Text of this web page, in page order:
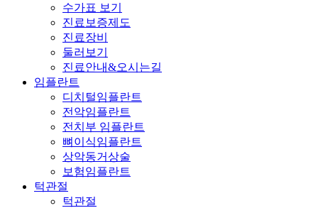
수가표 보기
진료보증제도
진료장비
둘러보기
진료안내&오시는길
임플란트
디치털임플란트
전악임플란트
전치부 임플란트
뼈이식임플란트
상악동거상술
보험임플란트
턱관절
턱관절